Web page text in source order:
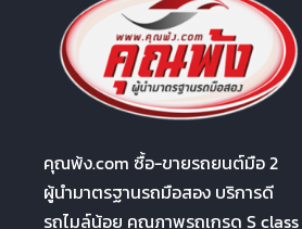
คุณพ้ง.com ซื้อ-ขายรถยนต์มือ 2
ผู้นำมาตรฐานรถมือสอง บริการดี
รถไมล์น้อย คุณภาพรถเกรด S class